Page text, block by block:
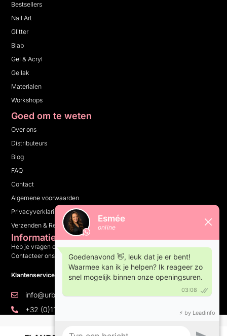
Bestsellers
Nail Art
Glitter
Biab
Gel & Acryl
Gellak
Materialen
Workshops
Goed om te weten
Over ons
Distributeurs
Blog
FAQ
Contact
Algemene voorwaarden
Privacyverklaring
Verzenden & Retourneren
Informatie
Heb je vragen over ons bedrijf, onze producten of iets anders?
Contacteer ons en wij helpen je graag verder.
Klantenservice: 10:00 tot 16:00 op weekdagen
info@urbannails.be
+32 (0)11 81 14 05